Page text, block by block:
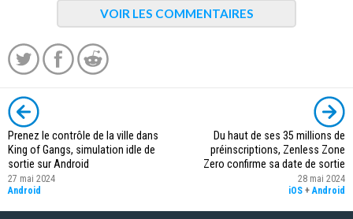
VOIR LES COMMENTAIRES
Prenez le contrôle de la ville dans
King of Gangs, simulation idle de
sortie sur Android
27 mai 2024
Android
Du haut de ses 35 millions de
préinscriptions, Zenless Zone
Zero confirme sa date de sortie
28 mai 2024
iOS +Android